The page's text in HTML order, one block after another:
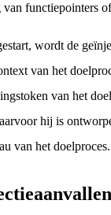
functiepointers
wordt de
van het
van het
hij is
van het doelproces.